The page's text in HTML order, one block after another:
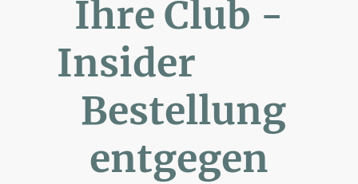
Ihre Club -
Insider
Bestellung
entgegen